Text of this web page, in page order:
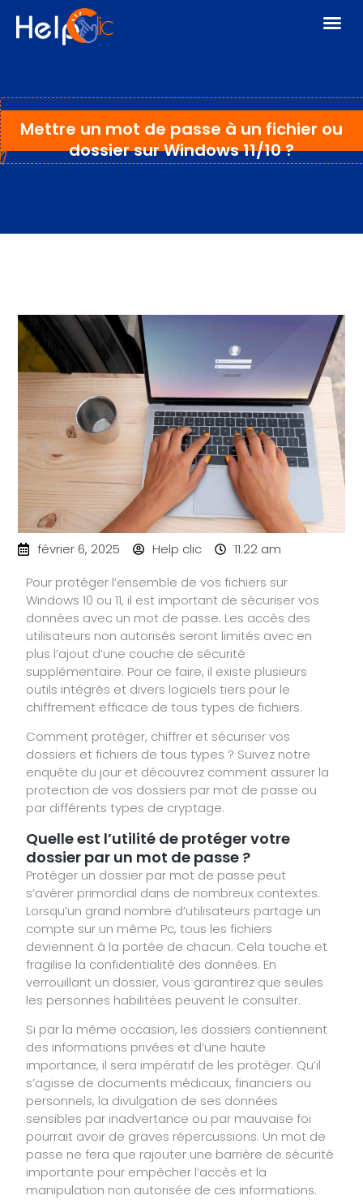
Mettre un mot de passe à un fichier ou
dossier sur Windows 11/10 ?
février 6, 2025 Help clic
11:22 am
Pour protéger l’ensemble de vos fichiers sur
Windows 10 ou 11, il est important de sécuriser vos
données avec un mot de passe. Les accès des
utilisateurs non autorisés seront limités avec en
plus l’ajout d’une couche de sécurité
supplémentaire. Pour ce faire, il existe plusieurs
outils intégrés et divers logiciels tiers pour le
chiffrement efficace de tous types de fichiers.
Comment protéger, chiffrer et sécuriser vos
dossiers et fichiers de tous types ? Suivez notre
enquête du jour et découvrez comment assurer la
protection de vos dossiers par mot de passe ou
par différents types de cryptage.
Quelle est l’utilité de protéger votre
dossier par un mot de passe ?
Protéger un dossier par mot de passe peut
s’avérer primordial dans de nombreux contextes.
Lorsqu’un grand nombre d’utilisateurs partage un
compte sur un même Pc, tous les fichiers
deviennent à la portée de chacun. Cela touche et
fragilise la confidentialité des données. En
verrouillant un dossier, vous garantirez que seules
les personnes habilitées peuvent le consulter.
Si par la même occasion, les dossiers contiennent
des informations privées et d’une haute
importance, il sera impératif de les protéger. Qu’il
s’agisse de documents médicaux, financiers ou
personnels, la divulgation de ses données
sensibles par inadvertance ou par mauvaise foi
pourrait avoir de graves répercussions. Un mot de
passe ne fera que rajouter une barrière de sécurité
importante pour empêcher l’accès et la
manipulation non autorisée de ces informations.